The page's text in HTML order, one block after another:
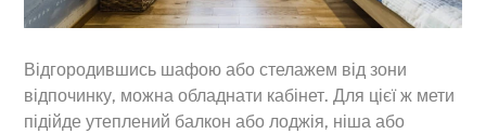
Відгородившись шафою або стелажем від зони
відпочинку, можна обладнати кабінет. Для цієї ж мети
підійде утеплений балкон або лоджія, ніша або